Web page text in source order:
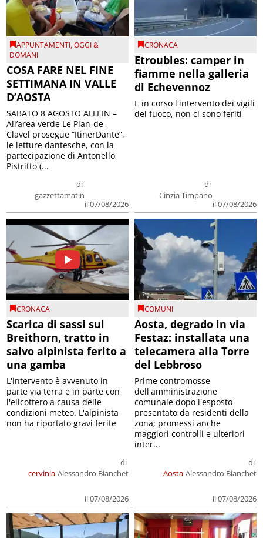
APPUNTAMENTI,OGGI &
DOMANI
COSA FARE NEL FINE
SETTIMANA IN VALLE
D’AOSTA
di
gazzettamatin
il 07/08/2026
SABATO 8 AGOSTO ALLEIN –
All’area verde Le Plan-de-
Clavel prosegue “ItinerDante”,
le letture dantesche, con la
partecipazione di Antonello
Pistritto (...
CRONACA
Etroubles: camper in
fiamme nella galleria
di Echevennoz
di
Cinzia Timpano
il 07/08/2026
E in corso l'intervento dei vigili
del fuoco, non ci sono feriti
CRONACA
Scarica di sassi sul
Breithorn, tratto in
salvo alpinista ferito a
una gamba
cervinia
di
Alessandro Bianchet
il 07/08/2026
L'intervento è avvenuto in
parte via terra e in parte con
l'elicottero a causa delle
condizioni meteo. L'alpinista
non ha riportato gravi ferite
COMUNI
Aosta, degrado in via
Festaz: installata una
telecamera alla Torre
del Lebbroso
Aosta
di
Alessandro Bianchet
il 07/08/2026
Prime contromosse
dell'amministrazione
comunale dopo l'esposto
presentato da residenti della
zona; promessi anche
maggiori controlli e ulteriori
inter...